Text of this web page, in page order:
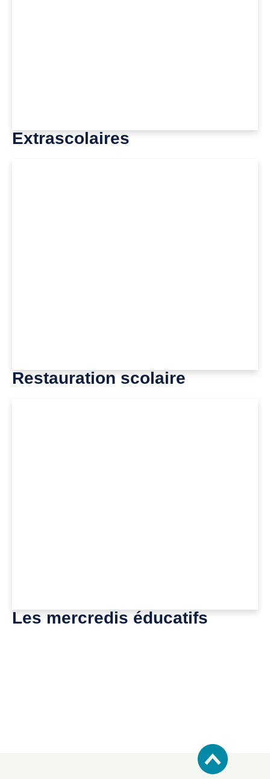
Extrascolaires
Restauration scolaire
Les mercredis éducatifs